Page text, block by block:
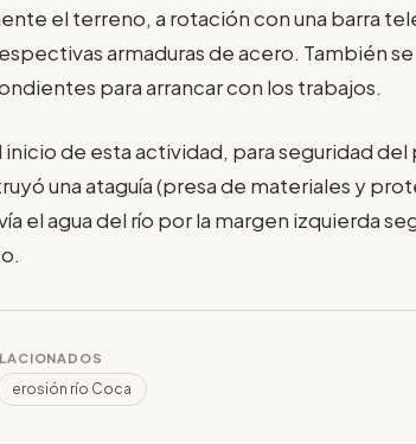
el terreno, a rotación con una barra
armaduras de acero. También
para arrancar con los trabajos.
inicio de esta actividad, para seguridad
una ataguía (presa de materiales y
el agua del río por la margen izquierda
erosión río Coca